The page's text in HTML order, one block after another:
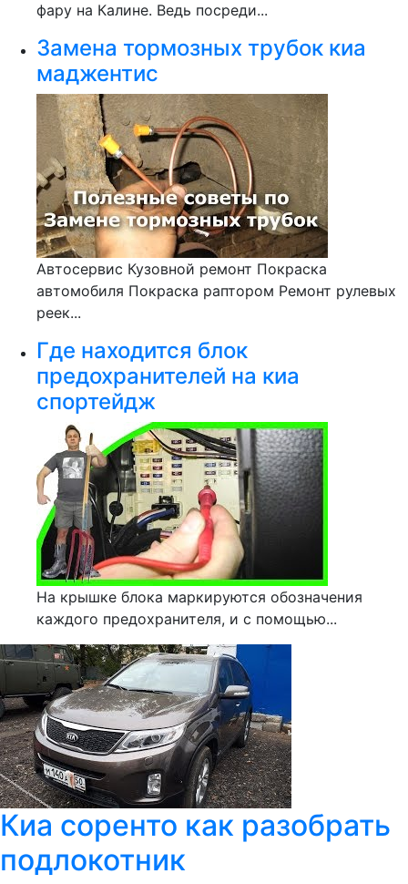
фару на Калине. Ведь посреди...
Замена тормозных трубок киа
маджентис
Автосервис Кузовной ремонт Покраска
автомобиля Покраска раптором Ремонт рулевых
реек...
Где находится блок
предохранителей на киа
спортейдж
На крышке блока маркируются обозначения
каждого предохранителя, и с помощью...
Киа соренто как разобрать
подлокотник